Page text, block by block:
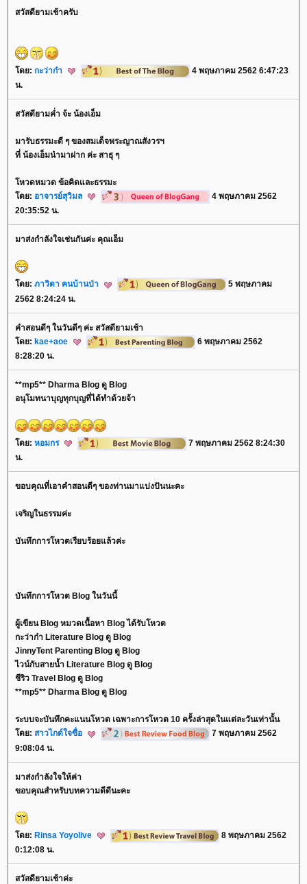
สวัสดียามเช้าครับ
ดย: กะว่าก๋า
4 พฤษภาคม 2562 6:47:23
น.
สวัสดียามค่ำ จ้ะ น้องเอ็ม
มารับธรรมะดี ๆ ของสมเด็จพระญาณสังวรฯ
ที่ น้องเอ็มนำมาฝาก ค่ะ สาธุ ๆ
หวดหมวด ข้อคิดและธรรมะ
ดย: อาจารย์สุวิมล
4 พฤษภาคม 2562
20:35:52 น.
มาส่งกำลังใจเช่นกันค่ะ คุณเอ็ม
ดย: ภาวิดา คนบ้านป่า
5 พฤษภาคม
2562 8:24:24 น.
คำสอนดีๆ ในวันดีๆ ค่ะ สวัสดียามเช้า
ดย: kae+aoe
6 พฤษภาคม 2562
8:28:20 น.
**mp5** Dharma Blog ดู Blog
อนุโมทนาบุญทุกบุญที่ได้ทำด้วยจ้า
ดย: หอมกร
7 พฤษภาคม 2562 8:24:30
น.
ขอบคุณที่เอาคำสอนดีๆ ของท่านมาแบ่งปันนะคะ
เจริญในธรรมค่ะ
บันทึกการโหวตเรียบร้อยแล้วค่ะ
บันทึกการโหวต Blog ในวันนี้
ผู้เขียน Blog หมวดเนื้อหา Blog ได้รับโหวต
กะว่าก๋า Literature Blog ดู Blog
JinnyTent Parenting Blog ดู Blog
ไวน์กับสายน้ำ Literature Blog ดู Blog
ชีริว Travel Blog ดู Blog
**mp5** Dharma Blog ดู Blog
ระบบจะบันทึกคะแนนโหวต เฉพาะการโหวต 10 ครั้งล่าสุดในแต่ละวันเท่านั้น
ดย: สาวไกด์ใจซื่อ
7 พฤษภาคม 2562
9:08:04 น.
มาส่งกำลังใจให้ค่า
ขอบคุณสำหรับบทความดีดีนะคะ
ดย: Rinsa Yoyolive
8 พฤษภาคม 2562
0:12:08 น.
สวัสดียามเช้าค่ะ